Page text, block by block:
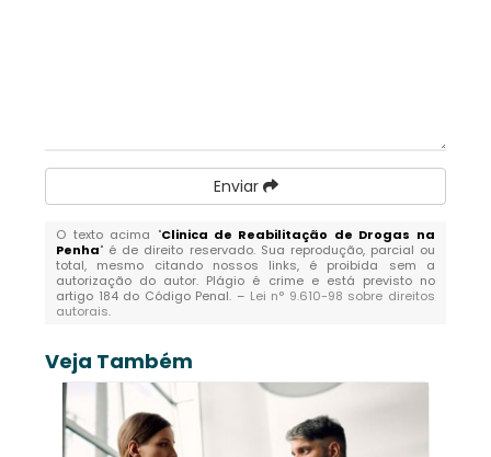
Enviar
O texto acima "Clinica de Reabilitação de Drogas na
Penha" é de direito reservado. Sua reprodução, parcial ou
total, mesmo citando nossos links, é proibida sem a
autorização do autor. Plágio é crime e está previsto no
artigo 184 do Código Penal. – Lei n° 9.610-98 sobre direitos
autorais.
Veja Também